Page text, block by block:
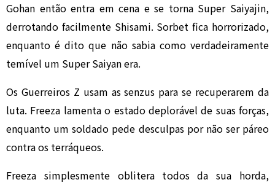
Gohan então entra em cena e se torna Super Saiyajin,
derrotando facilmente Shisami. Sorbet fica horrorizado,
enquanto é dito que não sabia como verdadeiramente
temível um Super Saiyan era.
Os Guerreiros Z usam as senzus para se recuperarem da
luta. Freeza lamenta o estado deplorável de suas forças,
enquanto um soldado pede desculpas por não ser páreo
contra os terráqueos.
Freeza simplesmente oblitera todos da sua horda,